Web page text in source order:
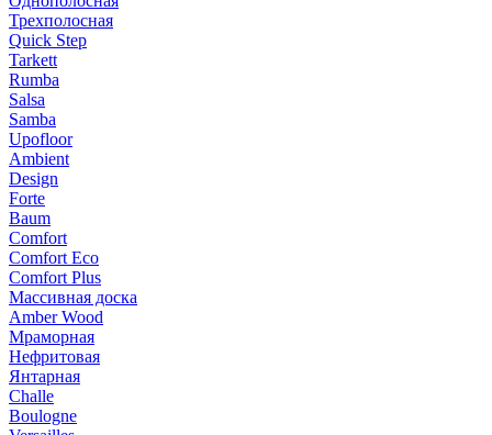
Трехполосная
Quick Step
Tarkett
Rumba
Salsa
Samba
Upofloor
Ambient
Design
Forte
Baum
Comfort
Comfort Eco
Comfort Plus
Массивная доска
Amber Wood
Мраморная
Нефритовая
Янтарная
Challe
Boulogne